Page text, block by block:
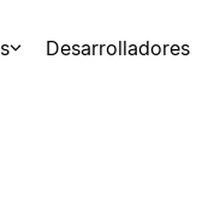
Desarrolladores